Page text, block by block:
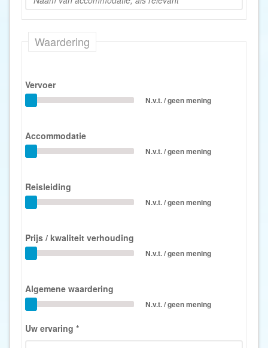
Waardering
Vervoer
N.v.t. / geen mening
Accommodatie
N.v.t. / geen mening
Reisleiding
N.v.t. / geen mening
Prijs / kwaliteit verhouding
N.v.t. / geen mening
Algemene waardering
N.v.t. / geen mening
Uw ervaring *